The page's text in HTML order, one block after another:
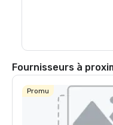
Fournisseurs à
Promu